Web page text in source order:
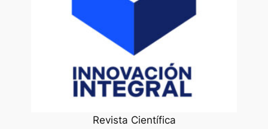
Revista Científica